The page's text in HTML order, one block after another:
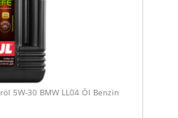
5W-30 BMW LL04 Öl Benzin